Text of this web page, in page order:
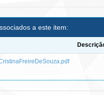
a este item: